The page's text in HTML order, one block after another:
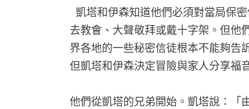
凱塔和伊森知道他們必須對當局保
去教會、大聲敬拜或戴十字架。但他
界各地的一些秘密信徒根本不能夠告
但凱塔和伊森決定冒險與家人分享福
他們從凱塔的兄弟開始。凱塔說：「